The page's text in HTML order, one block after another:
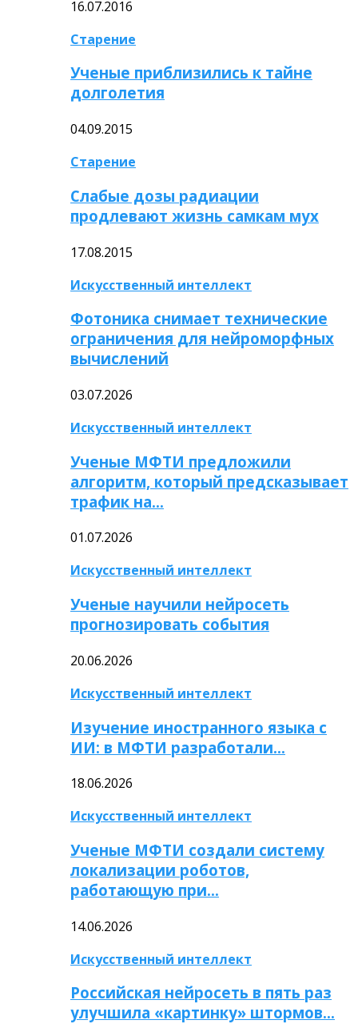
16.07.2016
Старение
Ученые приблизились к тайне
долголетия
04.09.2015
Старение
Слабые дозы радиации
продлевают жизнь самкам мух
17.08.2015
Искусственный интеллект
Фотоника снимает технические
ограничения для нейроморфных
вычислений
03.07.2026
Искусственный интеллект
Ученые МФТИ предложили
алгоритм, который предсказывает
трафик на…
01.07.2026
Искусственный интеллект
Ученые научили нейросеть
прогнозировать события
20.06.2026
Искусственный интеллект
Изучение иностранного языка с
ИИ: в МФТИ разработали…
18.06.2026
Искусственный интеллект
Ученые МФТИ создали систему
локализации роботов,
работающую при…
14.06.2026
Искусственный интеллект
Российская нейросеть в пять раз
улучшила «картинку» штормов…